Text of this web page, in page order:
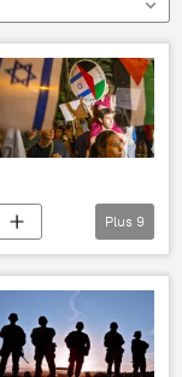
Plus 9